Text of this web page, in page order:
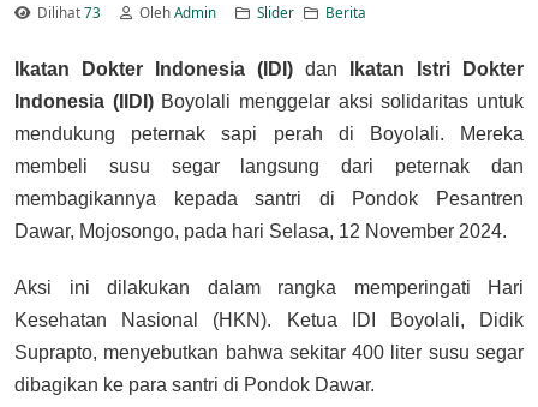
Dilihat73 OlehAdmin Slider Berita
Ikatan Dokter Indonesia (IDI) dan
Ikatan Istri Dokter
Indonesia (IIDI)Boyolali menggelar aksi solidaritas untuk
mendukung peternak sapi perah di Boyolali. Mereka
membeli susu segar langsung dari peternak dan
membagikannya kepada santri di Pondok Pesantren
Dawar, Mojosongo, pada hari Selasa, 12 November 2024.
Aksi ini dilakukan dalam rangka memperingati Hari
Kesehatan Nasional (HKN). Ketua IDI Boyolali, Didik
Suprapto, menyebutkan bahwa sekitar 400 liter susu segar
dibagikan ke para santri di Pondok Dawar.